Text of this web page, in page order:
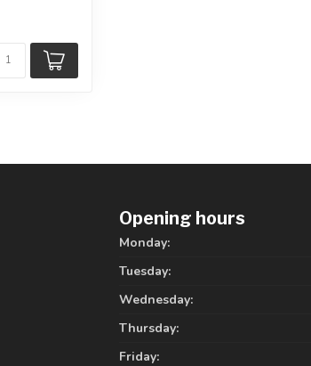
Opening hours
Monday:
Tuesday:
Wednesday:
Thursday:
Friday: